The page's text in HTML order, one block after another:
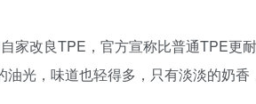
家改良TPE，官方宣称比普通TPE更
光，味道也轻得多，只有淡淡的奶香